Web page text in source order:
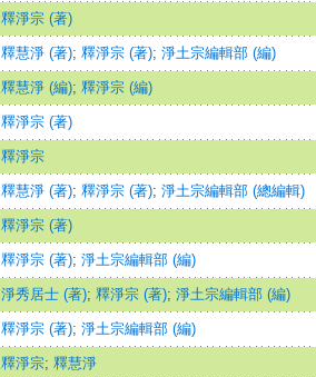
釋淨宗 (著)
釋慧淨 (著); 釋淨宗 (著); 淨土宗編輯部 (編)
釋慧淨 (編); 釋淨宗 (編)
釋淨宗 (著)
釋淨宗
釋慧淨 (著); 釋淨宗 (著); 淨土宗編輯部 (總編輯)
釋淨宗 (著)
釋淨宗 (著); 淨土宗編輯部 (編)
淨秀居士 (著); 釋淨宗 (著); 淨土宗編輯部 (編)
釋淨宗 (著); 淨土宗編輯部 (編)
釋淨宗; 釋慧淨